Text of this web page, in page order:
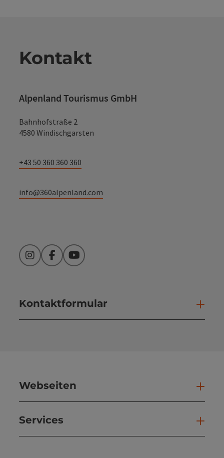
Kontakt
Alpenland Tourismus GmbH
Bahnhofstraße 2
4580 Windischgarsten
+43 50 360 360 360
info@360alpenland.com
InstagramFacebookYouTube
Kontaktformular
Webseiten
Services